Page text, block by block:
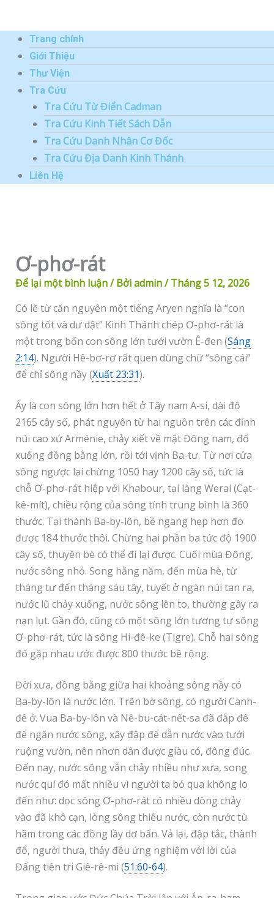
Trang chính
Giới Thiệu
Thư Viện
Tra Cứu
Tra Cứu Từ Điển Cadman
Tra Cứu Kinh Tiết Sách Dẫn
Tra Cứu Danh Nhân Cơ Đốc
Tra Cứu Địa Danh Kinh Thánh
Liên Hệ
Ơ-phơ-rát
Để lại một bình luận/ Bởiadmin/Tháng 5 12, 2026
Có lẽ từ căn nguyên một tiếng Aryen nghĩa là “con
sông tốt và dư dật” Kinh Thánh chép Ơ-phơ-rát là
một trong bốn con sông lớn tưới vườn Ê-đen (Sáng
2:14). Người Hê-bơ-rơ rất quen dùng chữ “sông cái”
để chỉ sông nầy (Xuất 23:31).
Ấy là con sông lớn hơn hết ở Tây nam A-si, dài độ
2165 cây số, phát nguyên từ hai nguồn trên các đỉnh
núi cao xứ Arménie, chảy xiết về mặt Đông nam, đổ
xuống đồng bằng lớn, rồi tới vịnh Ba-tư. Từ nơi cửa
sông ngược lại chừng 1050 hay 1200 cây số, tức là
chỗ Ơ-phơ-rát hiệp với Khabour, tại làng Werai (Cạt-
kê-mít), chiều rộng của sông tính trung bình là 360
thước. Tại thành Ba-by-lôn, bề ngang hẹp hơn đo
được 184 thước thôi. Chừng hai phần ba tức độ 1900
cây số, thuyền bè có thể đi lại được. Cuối mùa Đông,
nước sông nhỏ. Song hằng năm, đến mùa hè, từ
tháng tư đến tháng sáu tây, tuyết ở ngàn núi tan ra,
nước lũ chảy xuống, nước sông lên to, thường gây ra
nạn lụt. Gần đó, cũng có một sông lớn tương tự sông
Ơ-phơ-rát, tức là sông Hi-đê-ke (Tigre). Chỗ hai sông
đó gặp nhau ước được 800 thước bề rộng.
Đời xưa, đồng bằng giữa hai khoảng sông nầy có
Ba-by-lôn là nước lớn. Trên bờ sông, có người Canh-
đê ở. Vua Ba-by-lôn và Nê-bu-cát-nết-sa đã đắp đê
để ngăn nước sông, xây đập để dẫn nước vào tưới
ruộng vườn, nên nhơn dân được giàu có, đông đúc.
Đến nay, nước sông vẫn chảy nhiều như xưa, song
nước quí đó mất nhiều vì người ta bỏ qua không lo
đến như: dọc sông Ơ-phơ-rát có nhiều dòng chảy
vào đã khô cạn, lòng sông thiếu nước, còn nước tù
hãm trong các đồng lầy dơ bẩn. Vả lại, đập tắc, thành
đổ, người thưa, thảy đều ứng nghiệm với lời của
Đấng tiên tri Giê-rê-mi (51:60-64).